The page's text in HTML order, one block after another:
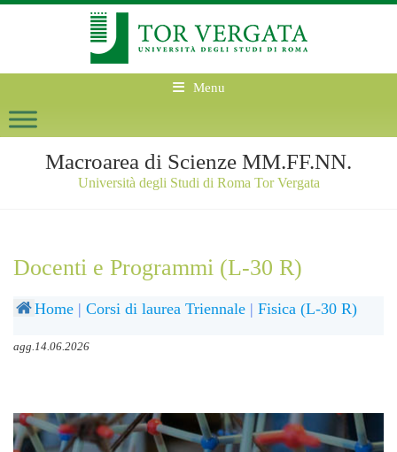
Menu
Macroarea di Scienze MM.FF.NN.
Università degli Studi di Roma Tor Vergata
Docenti e Programmi (L-30 R)
Home | Corsi di laurea Triennale | Fisica (L-30 R)
agg.14.06.2026